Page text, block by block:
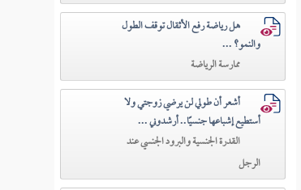
هل رياضة رفع الأثقال توقف الطول
والنمو؟ ...
ممارسة الرياضة
أشعر أن طولي لن يرضي زوجتي ولا
أستطيع إشباعها جنسيًا.. أرشدوني ...
القدرة الجنسية والبرود الجنسي عند
الرجل